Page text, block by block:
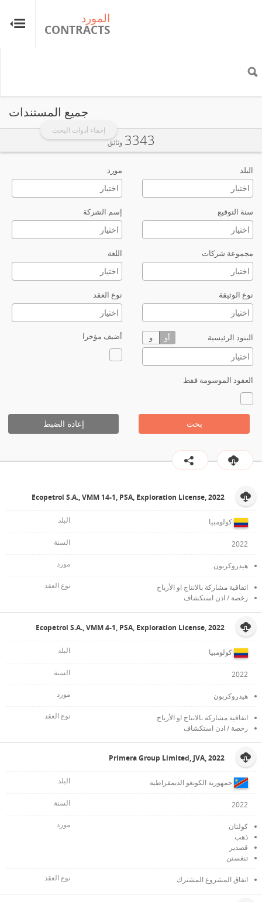
المورد
CONTRACTS
إخفاء أدوات البحث
جميع المستندات
البلد مورد
سنة التوقيع إسم الشركة
مجموعة شركات اللغة
نوع الوثيقة نوع العقد
البنود الرئيسية أو و أضيف مؤخرا
العقود الموسومة فقط
بحث إعادة الضبط
3343 وثائق
Ecopetrol S.A., VMM 14-1, PSA, Exploration License, 2022
كولومبيا
2022
هيدروكربون
اتفاقية مشاركة بالانتاج او الأرباح
رخصة / اذن استكشاف
Ecopetrol S.A., VMM 4-1, PSA, Exploration License, 2022
كولومبيا
2022
هيدروكربون
اتفاقية مشاركة بالانتاج او الأرباح
رخصة / اذن استكشاف
Primera Group Limited, JVA, 2022
جمهورية الكونغو الديمقراطية
2022
كولتان
ذهب
قصدير
تنغستن
اتفاق المشروع المشترك